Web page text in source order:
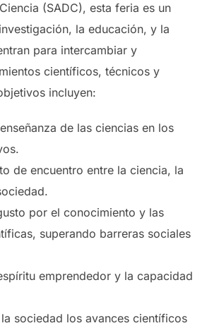
(SADC), esta feria es un
la educación, y la
para intercambiar y
científicos, técnicos y
incluyen:
de las ciencias en los
de encuentro entre la ciencia, la
por el conocimiento y las
superando barreras sociales
emprendedor y la capacidad
sociedad los avances científicos